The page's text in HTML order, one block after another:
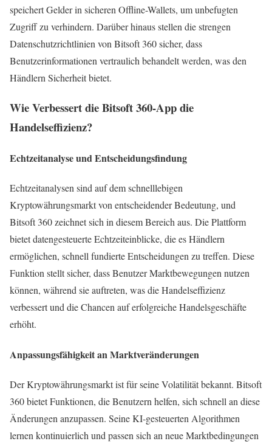
speichert Gelder in sicheren Offline-Wallets, um unbefugten
Zugriff zu verhindern. Darüber hinaus stellen die strengen
Datenschutzrichtlinien von Bitsoft 360 sicher, dass
Benutzerinformationen vertraulich behandelt werden, was den
Händlern Sicherheit bietet.
Wie Verbessert die Bitsoft 360-App die
Handelseffizienz?
Echtzeitanalyse und Entscheidungsfindung
Echtzeitanalysen sind auf dem schnelllebigen
Kryptowährungsmarkt von entscheidender Bedeutung, und
Bitsoft 360 zeichnet sich in diesem Bereich aus. Die Plattform
bietet datengesteuerte Echtzeiteinblicke, die es Händlern
ermöglichen, schnell fundierte Entscheidungen zu treffen. Diese
Funktion stellt sicher, dass Benutzer Marktbewegungen nutzen
können, während sie auftreten, was die Handelseffizienz
verbessert und die Chancen auf erfolgreiche Handelsgeschäfte
erhöht.
Anpassungsfähigkeit an Marktveränderungen
Der Kryptowährungsmarkt ist für seine Volatilität bekannt. Bitsoft
360 bietet Funktionen, die Benutzern helfen, sich schnell an diese
Änderungen anzupassen. Seine KI-gesteuerten Algorithmen
lernen kontinuierlich und passen sich an neue Marktbedingungen